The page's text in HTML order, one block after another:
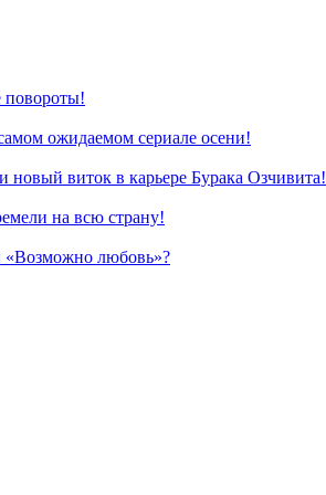
повороты!
ожидаемом сериале осени!
новый виток в карьере Бурака Озчивита!
на всю страну!
«Возможно любовь»?